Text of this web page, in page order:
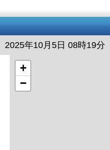
2025年10月5日 08時19分
+
−